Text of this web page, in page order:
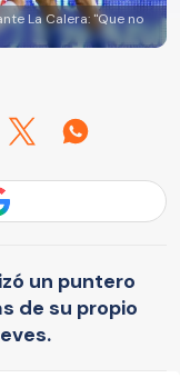
La Calera: "Que no
un puntero
de su propio